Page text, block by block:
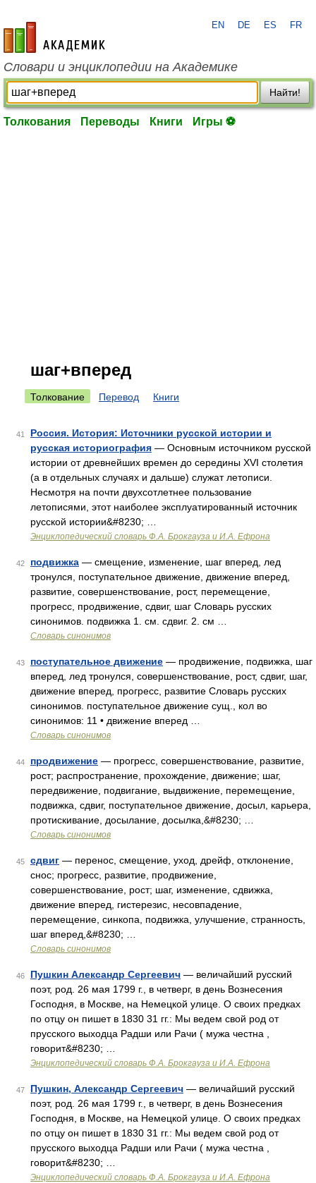
academic.ru
EN DE ES FR
Словари и энциклопедии на Академике
Найти!
Толкования Переводы Книги Игры ⚽
шаг+вперед
Толкование Перевод Книги
41
Россия. История: Источники русской истории и
русская историография — Основным источником русской
истории от древнейших времен до середины XVI столетия
(а в отдельных случаях и дальше) служат летописи.
Несмотря на почти двухсотлетнее пользование
летописями, этот наиболее эксплуатированный источник
русской истории&#8230; …
Энциклопедический словарь Ф.А. Брокгауза и И.А. Ефрона
42 подвижка — смещение, изменение, шаг вперед, лед
тронулся, поступательное движение, движение вперед,
развитие, совершенствование, рост, перемещение,
прогресс, продвижение, сдвиг, шаг Словарь русских
синонимов. подвижка 1. см. сдвиг. 2. см …
Словарь синонимов
43 поступательное движение — продвижение, подвижка, шаг
вперед, лед тронулся, совершенствование, рост, сдвиг, шаг,
движение вперед, прогресс, развитие Словарь русских
синонимов. поступательное движение сущ., кол во
синонимов: 11 • движение вперед …
Словарь синонимов
44 продвижение — прогресс, совершенствование, развитие,
рост; распространение, прохождение, движение; шаг,
передвижение, подвигание, выдвижение, перемещение,
подвижка, сдвиг, поступательное движение, досыл, карьера,
протискивание, досылание, досылка,&#8230; …
Словарь синонимов
45 сдвиг — перенос, смещение, уход, дрейф, отклонение,
снос; прогресс, развитие, продвижение,
совершенствование, рост; шаг, изменение, сдвижка,
движение вперед, гистерезис, несовпадение,
перемещение, синкопа, подвижка, улучшение, странность,
шаг вперед,&#8230; …
Словарь синонимов
46 Пушкин Александр Сергеевич — величайший русский
поэт, род. 26 мая 1799 г., в четверг, в день Вознесения
Господня, в Москве, на Немецкой улице. О своих предках
по отцу он пишет в 1830 31 гг.: Мы ведем свой род от
прусского выходца Радши или Рачи ( мужа честна ,
говорит&#8230; …
Энциклопедический словарь Ф.А. Брокгауза и И.А. Ефрона
47 Пушкин, Александр Сергеевич — величайший русский
поэт, род. 26 мая 1799 г., в четверг, в день Вознесения
Господня, в Москве, на Немецкой улице. О своих предках
по отцу он пишет в 1830 31 гг.: Мы ведем свой род от
прусского выходца Радши или Рачи ( мужа честна ,
говорит&#8230; …
Энциклопедический словарь Ф.А. Брокгауза и И.А. Ефрона